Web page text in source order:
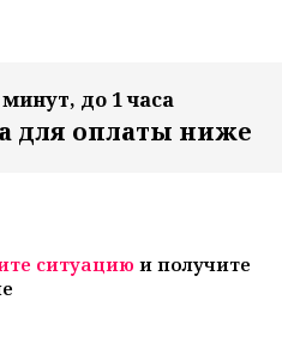
до 1 часа
для оплаты ниже
ситуацию и получите